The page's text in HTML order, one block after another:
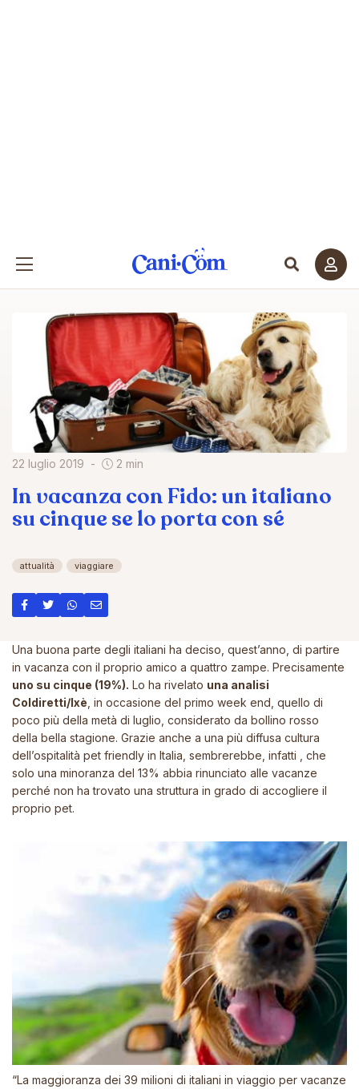
22 luglio 2019 2 min
In vacanza con Fido: un italiano
su cinque se lo porta con sé
attualità viaggiare
Una buona parte degli italiani ha deciso, quest’anno, di partire
in vacanza con il proprio amico a quattro zampe. Precisamente
uno su cinque (19%). Lo ha rivelato una analisi
Coldiretti/lxè , in occasione del primo week end, quello di
poco più della metà di luglio, considerato da bollino rosso
della bella stagione. Grazie anche a una più diffusa cultura
dell’ospitalità pet friendly in Italia, sembrerebbe, infatti , che
solo una minoranza del 13% abbia rinunciato alle vacanze
perché non ha trovato una struttura in grado di accogliere il
proprio pet.
“La maggioranza dei 39 milioni di italiani in viaggio per vacanze